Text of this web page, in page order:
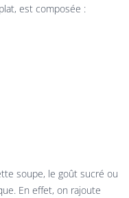
est composée :
soupe, le goût sucré ou
En effet, on rajoute